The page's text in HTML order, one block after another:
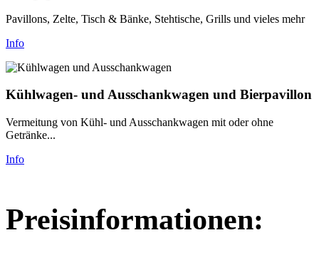
Pavillons, Zelte, Tisch & Bänke, Stehtische, Grills und vieles mehr
Info
Kühlwagen- und Ausschankwagen und Bierpavillon
Vermeitung von Kühl- und Ausschankwagen mit oder ohne
Getränke...
Info
Preisinformationen: